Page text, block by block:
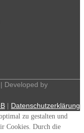
Developed by
| Datenschutzerklärung
zu gestalten und
Cookies. Durch die